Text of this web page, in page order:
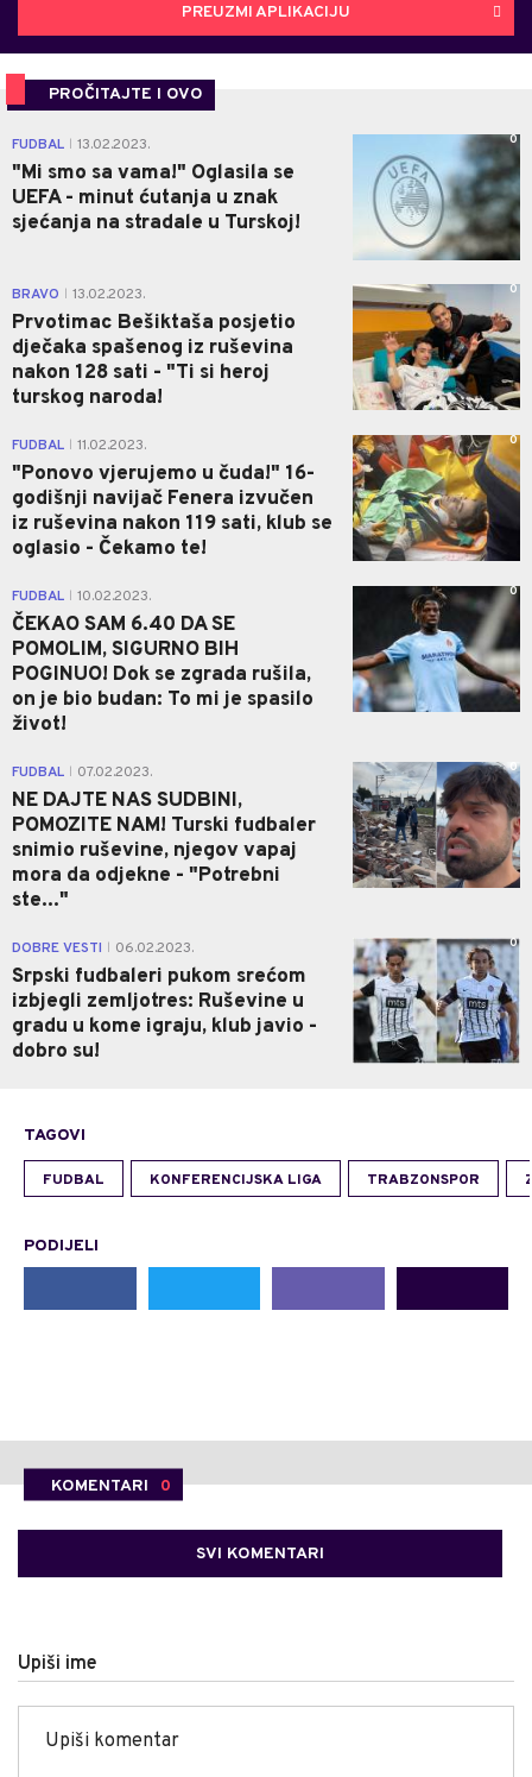
PREUZMI APLIKACIJU
PROČITAJTE I OVO
FUDBAL 13.02.2023.
"Mi smo sa vama!" Oglasila se
UEFA - minut ćutanja u znak
sjećanja na stradale u Turskoj!
0
BRAVO 13.02.2023.
Prvotimac Bešiktaša posjetio
dječaka spašenog iz ruševina
nakon 128 sati - "Ti si heroj
turskog naroda!
0
FUDBAL 11.02.2023.
"Ponovo vjerujemo u čuda!" 16-
godišnji navijač Fenera izvučen
iz ruševina nakon 119 sati, klub se
oglasio - Čekamo te!
0
FUDBAL 10.02.2023.
ČEKAO SAM 6.40 DA SE
POMOLIM, SIGURNO BIH
POGINUO! Dok se zgrada rušila,
on je bio budan: To mi je spasilo
život!
0
FUDBAL 07.02.2023.
NE DAJTE NAS SUDBINI,
POMOZITE NAM! Turski fudbaler
snimio ruševine, njegov vapaj
mora da odjekne - "Potrebni
ste..."
0
DOBRE VESTI 06.02.2023.
Srpski fudbaleri pukom srećom
izbjegli zemljotres: Ruševine u
gradu u kome igraju, klub javio -
dobro su!
0
TAGOVI
FUDBAL KONFERENCIJSKA LIGA TRABZONSPOR
PODIJELI
KOMENTARI 0
SVI KOMENTARI
Upiši ime